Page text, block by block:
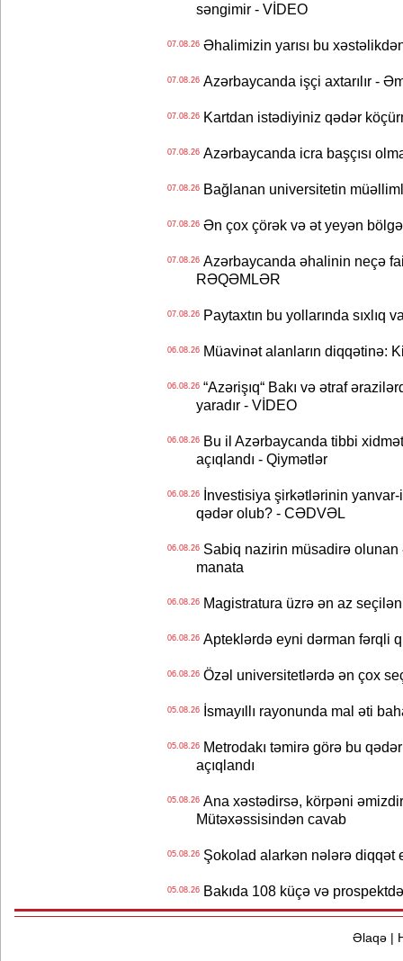
səngimir - VİDEO
07.08.26Əhalimizin yarısı bu
07.08.26Azərbaycanda işçi axtarılır -
07.08.26Kartdan istədiyiniz qədər
07.08.26Azərbaycanda icra başçısı
07.08.26Bağlanan universitetin
07.08.26Ən çox çörək və ət yeyən
07.08.26Azərbaycanda əhalinin neçə
RƏQƏMLƏR
07.08.26Paytaxtın bu yollarında sıxlıq
06.08.26Müavinət alanların diqqətinə:
06.08.26“Azərişıq“ Bakı və ətraf
yaradır - VİDEO
06.08.26Bu il Azərbaycanda tibbi
açıqlandı - Qiymətlər
06.08.26İnvestisiya şirkətlərinin yanvar-
qədər olub? - CƏDVƏL
06.08.26Sabiq nazirin müsadirə olunan
manata
06.08.26Magistratura üzrə ən az
06.08.26Apteklərdə eyni dərman fərqli
06.08.26Özəl universitetlərdə ən çox
05.08.26İsmayıllı rayonunda mal əti
05.08.26Metrodakı təmirə görə bu
açıqlandı
05.08.26Ana xəstədirsə, körpəni
Mütəxəssisindən cavab
05.08.26Şokolad alarkən nələrə diqqət
05.08.26Bakıda 108 küçə və
Əlaqə|